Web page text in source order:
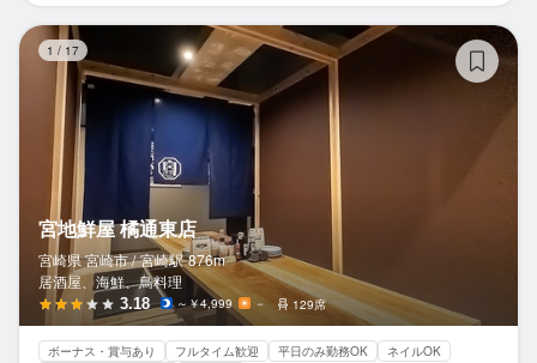
1 / 17
宮地鮮屋 橘通東店
宮崎県 宮崎市 / 宮崎駅 876m
居酒屋、海鮮、鳥料理
3.18 ～￥4,999 － 129席
ボーナス・賞与あり フルタイム歓迎 平日のみ勤務OK
ネイルOK